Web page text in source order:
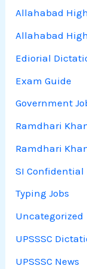
Allahabad
Allahabad
Ediorial
Exam Guide
Government
Ramdhari
Ramdhari
SI Confidential
Typing Jobs
Uncategorized
UPSSSC
UPSSSC News